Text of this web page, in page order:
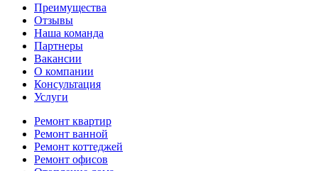
Преимущества
Отзывы
Наша команда
Партнеры
Вакансии
О компании
Консультация
Услуги
Ремонт квартир
Ремонт ванной
Ремонт коттеджей
Ремонт офисов